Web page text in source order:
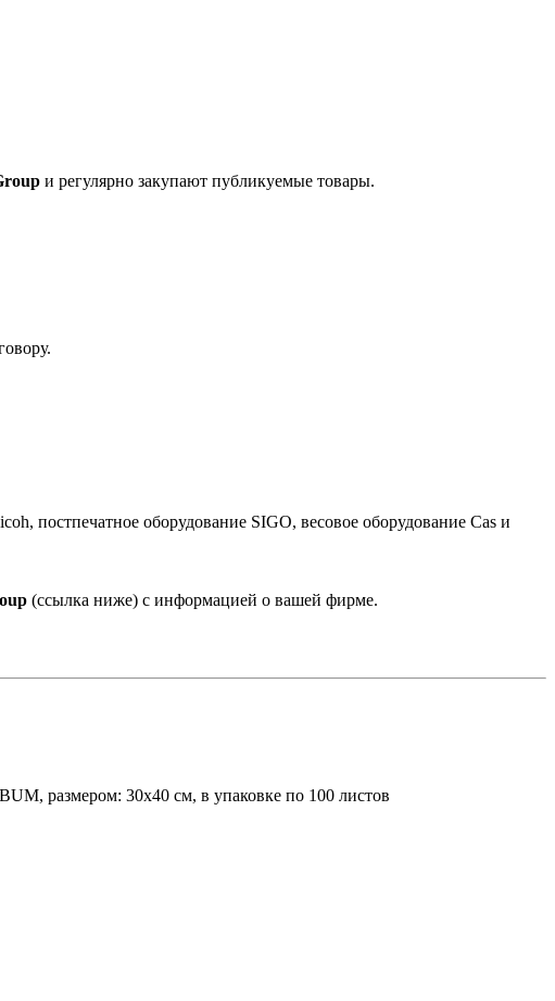
и регулярно закупают публикуемые товары.
постпечатное оборудование SIGO, весовое оборудование Cas и
(ссылка ниже) с информацией о вашей фирме.
размером: 30х40 см, в упаковке по 100 листов